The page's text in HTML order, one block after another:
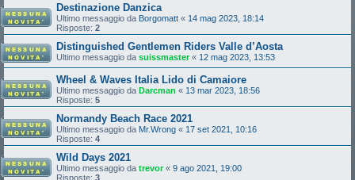
Destinazione Danzica
Ultimo messaggio da Borgomatt « 14 mag 2023, 18:14
Risposte: 2
Distinguished Gentlemen Riders Valle d’Aosta
Ultimo messaggio da suissmaster« 12 mag 2023, 13:53
Wheel & Waves Italia Lido di Camaiore
Ultimo messaggio da Darcman « 13 mar 2023, 18:56
Risposte: 5
Normandy Beach Race 2021
Ultimo messaggio da Mr.Wrong « 17 set 2021, 10:16
Risposte: 4
Wild Days 2021
Ultimo messaggio da trevor« 9 ago 2021, 19:00
Risposte: 3